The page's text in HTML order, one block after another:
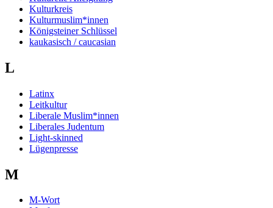
Kulturkreis
Kulturmuslim*innen
Königsteiner Schlüssel
kaukasisch / caucasian
L
Latinx
Leitkultur
Liberale Muslim*innen
Liberales Judentum
Light-skinned
Lügenpresse
M
M-Wort